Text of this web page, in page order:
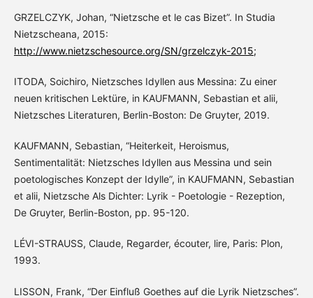
GRZELCZYK, Johan, “Nietzsche et le cas Bizet”. In Studia
Nietzscheana, 2015:
http://www.nietzschesource.org/SN/grzelczyk-2015;
ITODA, Soichiro, Nietzsches Idyllen aus Messina: Zu einer
neuen kritischen Lektüre, in KAUFMANN, Sebastian et alii,
Nietzsches Literaturen, Berlin-Boston: De Gruyter, 2019.
KAUFMANN, Sebastian, “Heiterkeit, Heroismus,
Sentimentalität: Nietzsches Idyllen aus Messina und sein
poetologisches Konzept der Idylle”, in KAUFMANN, Sebastian
et alii, Nietzsche Als Dichter: Lyrik - Poetologie - Rezeption,
De Gruyter, Berlin-Boston, pp. 95-120.
LÉVI-STRAUSS, Claude, Regarder, écouter, lire, Paris: Plon,
1993.
LISSON, Frank, “Der Einfluß Goethes auf die Lyrik Nietzsches”.